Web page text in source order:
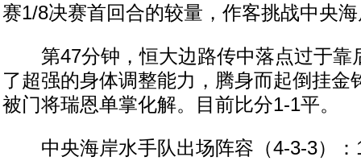
赛1/8决赛首回合的较量，作客挑战中央
第47分钟，恒大边路传中落点过于靠
了超强的身体调整能力，腾身而起倒挂金
被门将瑞恩单掌化解。目前比分1-1平。
中央海岸水手队出场阵容（4-3-3）：